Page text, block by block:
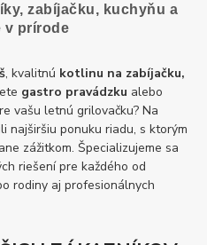
zabíjačku, kuchyňu a
v prírode
, kvalitnú kotlinu na zabíjačku,
gastro pravádzku alebo
vašu letnú grilovačku? Na
najširšiu ponuku riadu, s ktorým
zážitkom. Špecializujeme sa
riešení pre každého od
rodiny aj profesionálnych